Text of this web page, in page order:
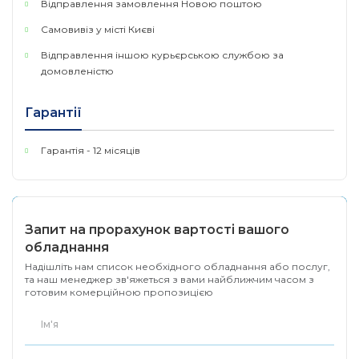
зв'язку
Частота 2.400-2.4835 ГГц
сигналу
Чутливість
54M: -68 дБм за 10% PER
11M: -85 дБм за 8% PER
6M: -88 дБм за 10% PER
Відправлення замовлення Новою поштою
Самовивіз у місті Києві
Відправлення іншою курьєрською службою за
домовленістю
Гарантії
Гарантія - 12 місяців
Запит на прорахунок вартості вашого
обладнання
Надішліть нам список необхідного обладнання або послуг,
та наш менеджер зв'яжеться з вами найближчим часом з
готовим комерційною пропозицією